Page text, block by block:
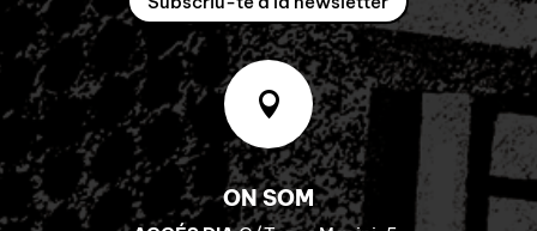

ON SOM